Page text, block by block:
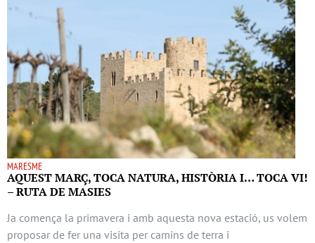
MARESME
AQUEST MARÇ, TOCA NATURA, HISTÒRIA I… TOCA VI!
– RUTA DE MASIES
Ja comença la primavera i amb aquesta nova estació, us volem
proposar de fer una visita per camins de terra i